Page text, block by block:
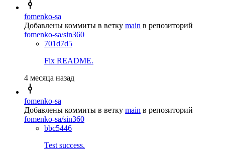
fomenko-sa
Добавлены коммиты в ветку main в репозиторий
fomenko-sa/sin360
701d7d5
Fix README.
4 месяца назад
fomenko-sa
Добавлены коммиты в ветку main в репозиторий
fomenko-sa/sin360
bbc5446
Test success.